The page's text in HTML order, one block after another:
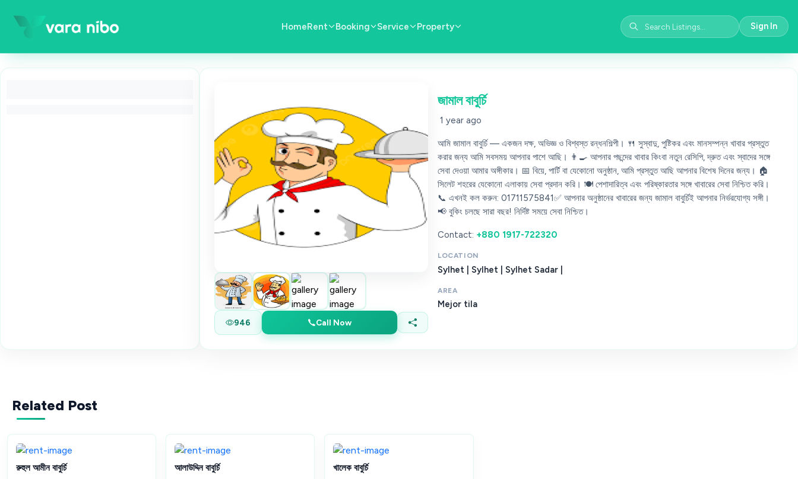
HomeRent Booking Service Property Sign In
946 Call Now
জামাল বাবুর্চি
1 year ago
আমি জামাল বাবুর্চি — একজন দক্ষ, অভিজ্ঞ ও বিশ্বস্ত রন্ধনশিল্পী। 🍴 সুস্বাদু, পুষ্টিকর এবং মানসম্পন্ন খাবার প্রস্তুত
করার জন্য আমি সবসময় আপনার পাশে আছি। 👨‍🍳 আপনার পছন্দের খাবার কিংবা নতুন রেসিপি, দ্রুত এবং স্বাদের সঙ্গে
সেবা দেওয়া আমার অঙ্গীকার। 📅 বিয়ে, পার্টি বা যেকোনো অনুষ্ঠান, আমি প্রস্তুত আছি আপনার বিশেষ দিনের জন্য। 🏠
সিলেট শহরের যেকোনো এলাকায় সেবা প্রদান করি। 🍽️ পেশাদারিত্ব এবং পরিষ্কারতার সঙ্গে খাবারের সেবা নিশ্চিত করি।
📞 এখনই কল করুন: 01711575841✅ আপনার অনুষ্ঠানের খাবারের জন্য জামাল বাবুর্চিই আপনার নির্ভরযোগ্য সঙ্গী।
📢 বুকিং চলছে সারা বছর! নির্দিষ্ট সময়ে সেবা নিশ্চিত।
Contact: +880 1917-722320
LOCATION
Sylhet | Sylhet | Sylhet Sadar |
AREA
Mejor tila
Related Post
রুহুল আমীন বাবুর্চি আলাউদ্দিন বাবুর্চি খালেক বাবুর্চি